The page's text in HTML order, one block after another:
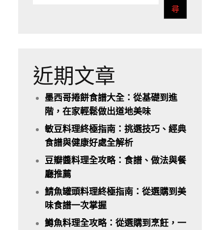
尋
近期文章
墨西哥捲餅食譜大全：從基礎到進
階，在家輕鬆做出道地美味
敏豆料理終極指南：挑選技巧、經典
食譜與健康好處全解析
豆瓣醬料理全攻略：食譜、做法與餐
廳推薦
鯖魚罐頭料理終極指南：從選購到美
味食譜一次掌握
鱒魚料理全攻略：從選購到烹飪，一